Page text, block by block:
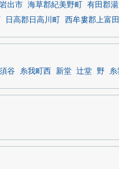
岩出市 海草郡紀美野町 有田郡湯
日高郡日高川町 西牟婁郡上富田
谷 糸我町西 新堂 辻堂 野 糸